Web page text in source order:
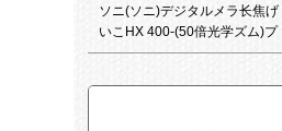
ソニ(ソニ)デジタルメラ长焦げ
いこHX 400-(50倍光学ズム)プ
ロゴルジェットセト